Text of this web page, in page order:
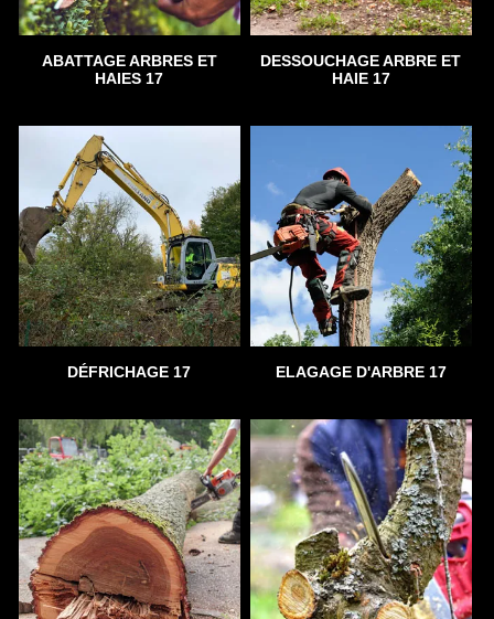
ABATTAGE ARBRES ET
HAIES 17
DESSOUCHAGE ARBRE ET
HAIE 17
DÉFRICHAGE 17 ELAGAGE D'ARBRE 17